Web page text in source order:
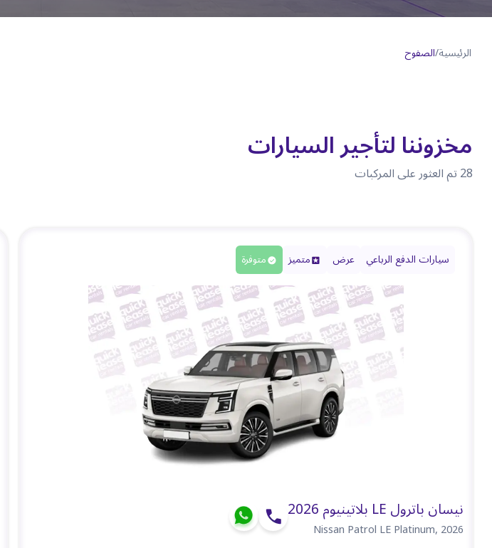
الرئيسية/الصفوح
مخزوننا لتأجير السيارات
28تم العثور على المركبات
سيارات الدفع الرباعي عرض متميز متوفرة
نيسان باترول LE بلاتينيوم 2026
Nissan Patrol LE Platinum,2026